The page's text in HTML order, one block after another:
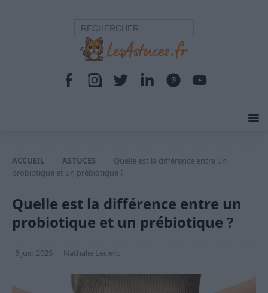
ACCUEIL ASTUCES
Quelle est la différence entre un
probiotique et un prébiotique ?
Quelle est la différence entre un
probiotique et un prébiotique ?
8 juin 2025 Nathalie Leclerc